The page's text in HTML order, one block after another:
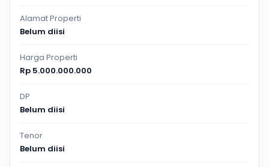
Alamat Properti
Belum diisi
Harga Properti
Rp 5.000.000.000
DP
Belum diisi
Tenor
Belum diisi